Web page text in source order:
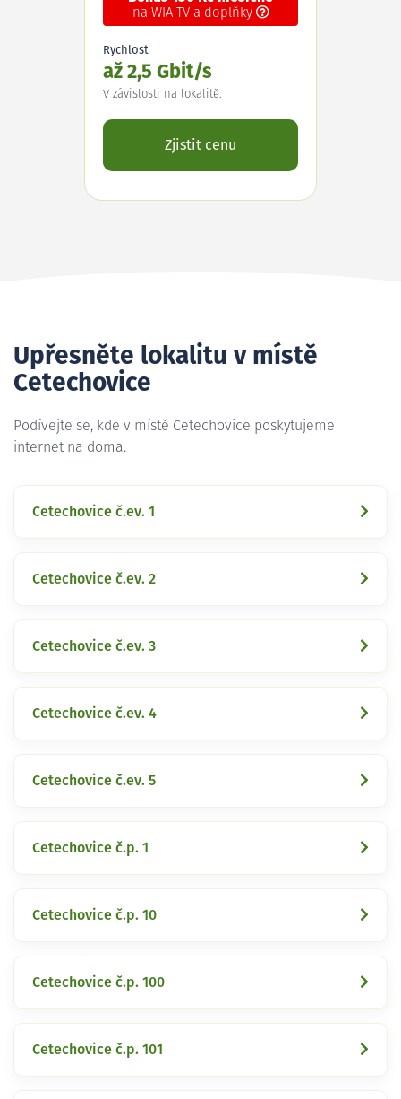
na WIA TV a doplňky
Rychlost
až 2,5 Gbit/s
V závislosti na lokalitě.
Zjistit cenu
Upřesněte lokalitu v místě
Cetechovice
Podívejte se, kde v místě Cetechovice poskytujeme
internet na doma.
Cetechovice č.ev. 1
Cetechovice č.ev. 2
Cetechovice č.ev. 3
Cetechovice č.ev. 4
Cetechovice č.ev. 5
Cetechovice č.p. 1
Cetechovice č.p. 10
Cetechovice č.p. 100
Cetechovice č.p. 101